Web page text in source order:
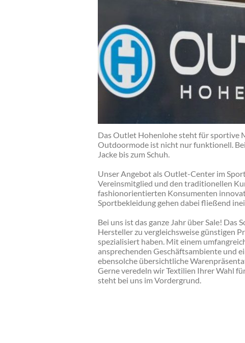
Das Outlet Hohenlohe steht für sportive
Outdoormode ist nicht nur funktionell.
Jacke bis zum Schuh.
Unser Angebot als Outlet-Center im
Vereinsmitglied und den traditionellen
fashionorientierten Konsumenten
Sportbekleidung gehen dabei fließend
Bei uns ist das ganze Jahr über Sale!
Hersteller zu vergleichsweise günstigen
spezialisiert haben. Mit einem
ansprechenden Geschäftsambiente und
ebensolche übersichtliche
Gerne veredeln wir Textilien Ihrer Wahl
steht bei uns im Vordergrund.